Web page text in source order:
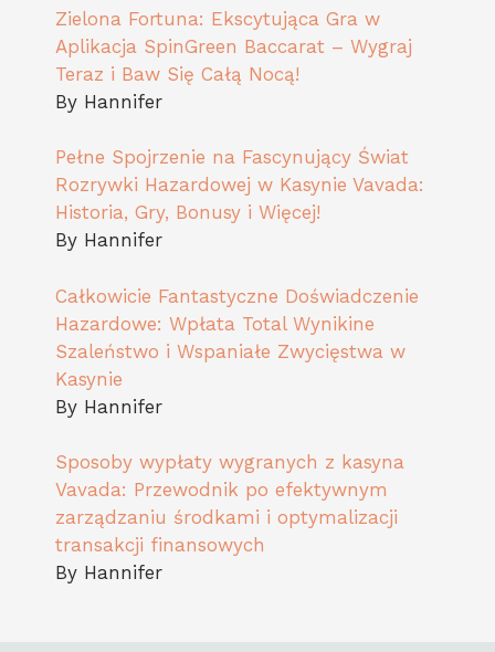
Pełne Spojrzenie na Fascynujący Świat
Rozrywki Hazardowej w Kasynie Vavada:
Historia, Gry, Bonusy i Więcej!
Całkowicie Fantastyczne Doświadczenie
Hazardowe: Wpłata Total Wynikine
Szaleństwo i Wspaniałe Zwycięstwa w
By Hannifer
Sposoby wypłaty wygranych z kasyna
Vavada: Przewodnik po efektywnym
zarządzaniu środkami i optymalizacji
By Hannifer